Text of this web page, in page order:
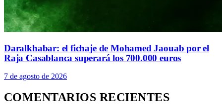
Daralkhabar: el fichaje de Mohamed Jaouab por el
Raja Casablanca superará los 700.000 euros
7 de agosto de 2026
COMENTARIOS RECIENTES